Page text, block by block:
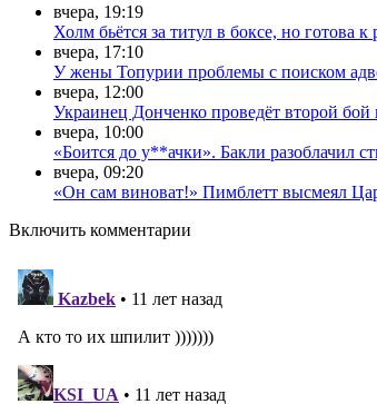
вчера, 19:19
Холм бьётся за титул в боксе, но готова
вчера, 17:10
У жены Топурии проблемы с поиском
вчера, 12:00
Украинец Донченко проведёт второй бой
вчера, 10:00
«Боится до у**ачки». Бакли разоблачил
вчера, 09:20
«Он сам виноват!» Пимблетт высмеял
Включить комментарии